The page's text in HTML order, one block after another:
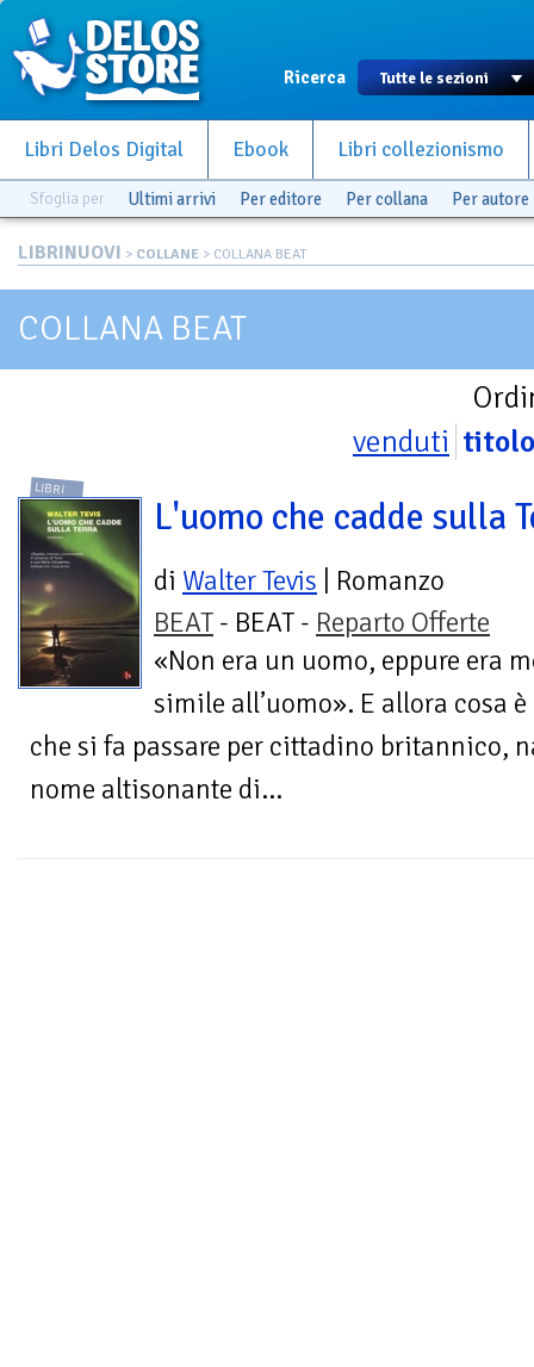
Ricerca
Libri Delos Digital Ebook Libri collezionismo
Sfoglia per Ultimi arrivi Per editore Per collana Per autore
LIBRINUOVI > COLLANE > COLLANA BEAT
COLLANA BEAT
venduti titolo
LIBRI
L'uomo che cadde sulla
di Walter Tevis | Romanzo
BEAT - BEAT - Reparto Offerte
«Non era un uomo, eppure era
simile all’uomo». E allora cosa
che si fa passare per cittadino britannico,
nome altisonante di...